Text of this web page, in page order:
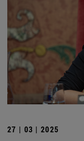
27 | 03 | 2025